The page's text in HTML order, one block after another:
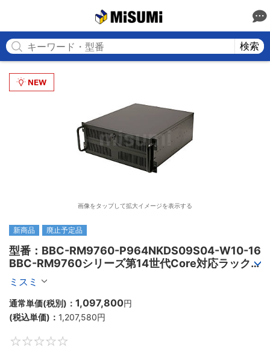
検索
画像をタップして拡大イメージを表示する
新商品 廃止予定品
型番：BBC-RM9760-P964NKDS09S04-W10-16
BBC-RM9760シリーズ第14世代Core対応ラック
マウント3PCIe
ミスミ
通常単価(税別)： 1,097,800円
(税込単価)： 1,207,580円